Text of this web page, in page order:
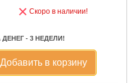
× Скоро в наличии!
- 3 НЕДЕЛИ!
Добавить в корзину